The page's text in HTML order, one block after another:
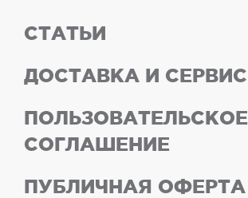
СТАТЬИ
ДОСТАВКА И СЕРВИС
ПОЛЬЗОВАТЕЛЬСКОЕ
СОГЛАШЕНИЕ
ПУБЛИЧНАЯ ОФЕРТА